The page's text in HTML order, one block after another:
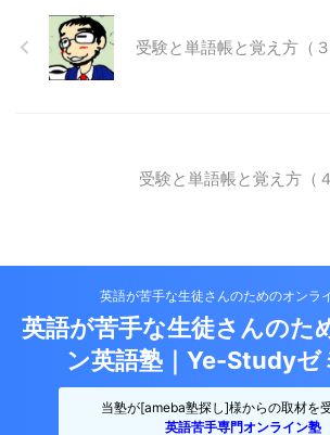
受験と単語帳と覚え方（３
受験と単語帳と覚え方（４
英語が苦手な生徒さんのためのオンラ
英語が苦手な生徒さんのた
ン英語塾｜Ye-Studyゼ
当塾が[ameba塾探し]様からの取材を
英語苦手専門オンライン塾